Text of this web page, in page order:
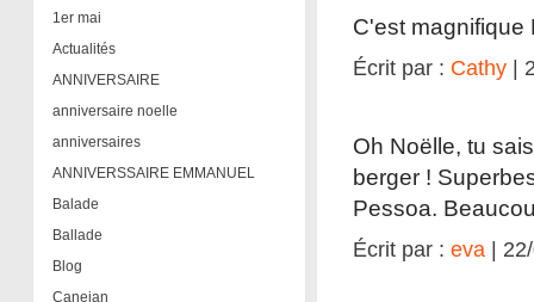
1er mai
Actualités
ANNIVERSAIRE
anniversaire noelle
anniversaires
ANNIVERSSAIRE EMMANUEL
Balade
Ballade
Blog
Canejan
C'est magnifique
Écrit par : Cathy|
Oh Noëlle, tu
berger !
Pessoa.
Écrit par : eva| 22/